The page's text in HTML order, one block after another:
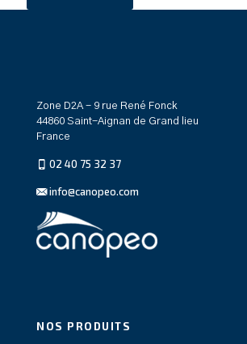
Zone D2A - 9 rue René Fonck
44860 Saint-Aignan de Grand lieu
France
02 40 75 32 37
info@canopeo.com
NOS PRODUITS